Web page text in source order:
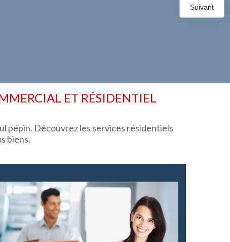
Suivant
ET RÉSIDENTIEL
pépin. Découvrez les services résidentiels
biens.